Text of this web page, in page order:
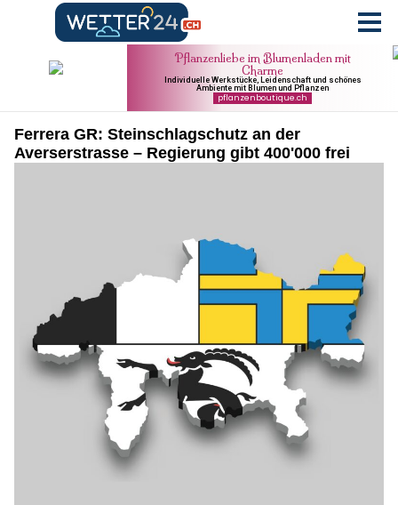
Ferrera GR: Steinschlagschutz an der
Averserstrasse – Regierung gibt 400'000 frei